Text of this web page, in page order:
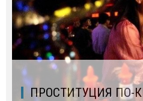
ПРОСТИТУЦИЯ ПО-